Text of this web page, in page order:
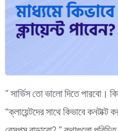
” সার্ভিস তো ভালো দিতে পারবো।
“ক্লায়েন্টদের সাথে কিভাবে কনটাক্ট